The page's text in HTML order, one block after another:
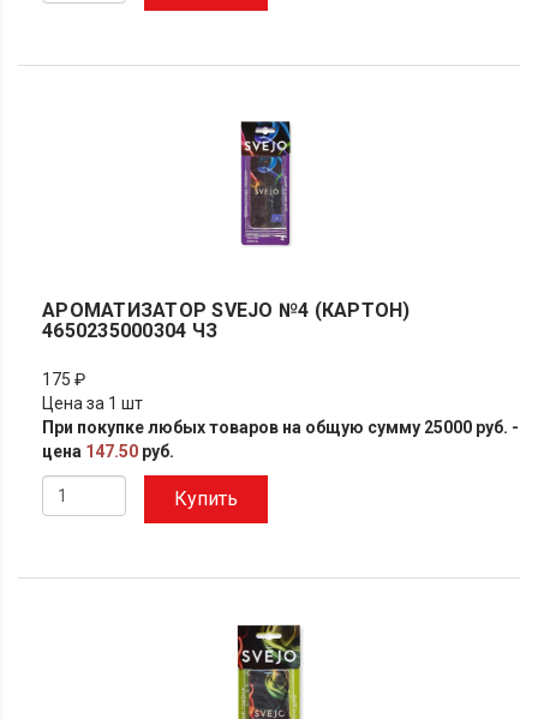
АРОМАТИЗАТОР SVEJO №4 (КАРТОН)
4650235000304 ЧЗ
175 ₽
Цена за 1 шт
При покупке любых товаров на общую сумму 25000 руб. -
цена 147.50 руб.
Купить